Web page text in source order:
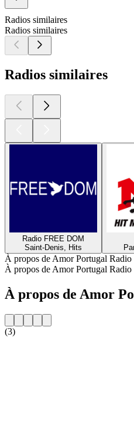
Radios similaires
Radios similaires
Radios similaires
Radio FREE DOM
Saint-Denis, Hits
À propos de Amor Portugal Radio
À propos de Amor Portugal Radio
À propos de Amor
(3)